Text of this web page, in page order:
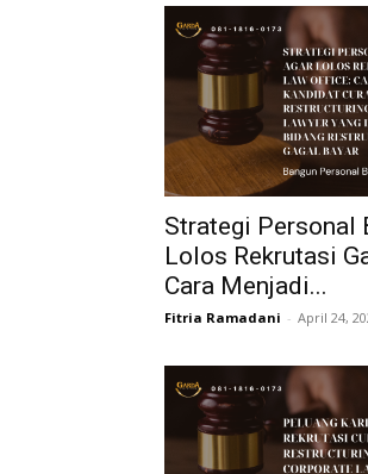
Strategi Personal
Lolos Rekrutasi
Cara Menjadi...
Fitria Ramadani - April 24,